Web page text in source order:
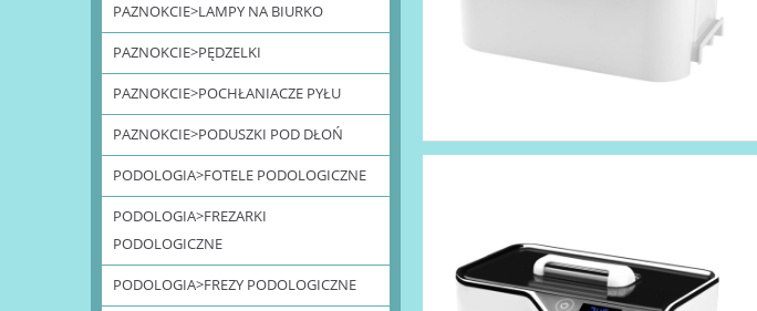
PAZNOKCIE>LAMPY NA BIURKO
PAZNOKCIE>PĘDZELKI
PAZNOKCIE>POCHŁANIACZE PYŁU
PAZNOKCIE>PODUSZKI POD DŁOŃ
PODOLOGIA>FOTELE PODOLOGICZNE
PODOLOGIA>FREZARKI
PODOLOGICZNE
PODOLOGIA>FREZY PODOLOGICZNE